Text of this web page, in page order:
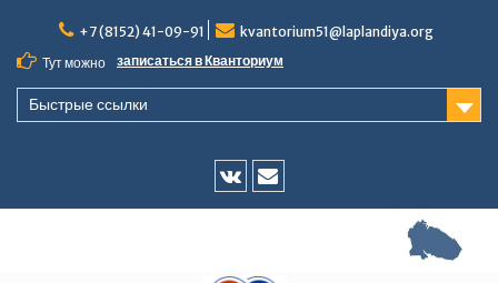
содержимому
+7 (8152) 41-09-91
kvantorium51@laplandiya.org
Тут можно
записаться в Кванториум
Быстрые ссылки
Vk
E-